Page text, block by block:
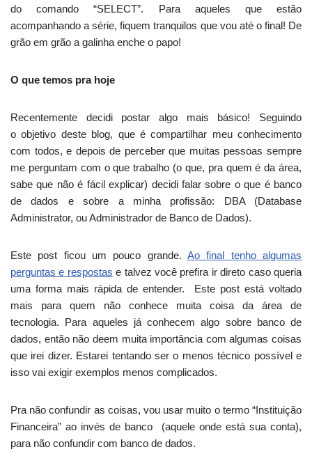
do comando “SELECT”. Para aqueles que estão
acompanhando a série, fiquem tranquilos que vou até o final! De
grão em grão a galinha enche o papo!
O que temos pra hoje
Recentemente decidi postar algo mais básico! Seguindo
o objetivo deste blog, que é compartilhar meu conhecimento
com todos, e depois de perceber que muitas pessoas sempre
me perguntam com o que trabalho (o que, pra quem é da área,
sabe que não é fácil explicar) decidi falar sobre o que é banco
de dados e sobre a minha profissão: DBA (Database
Administrator, ou Administrador de Banco de Dados).
Este post ficou um pouco grande. Ao final tenho algumas
perguntas e respostas e talvez você prefira ir direto caso queria
uma forma mais rápida de entender. Este post está voltado
mais para quem não conhece muita coisa da área de
tecnologia. Para aqueles já conhecem algo sobre banco de
dados, então não deem muita importância com algumas coisas
que irei dizer. Estarei tentando ser o menos técnico possível e
isso vai exigir exemplos menos complicados.
Pra não confundir as coisas, vou usar muito o termo “Instituição
Financeira” ao invés de banco (aquele onde está sua conta),
para não confundir com banco de dados.